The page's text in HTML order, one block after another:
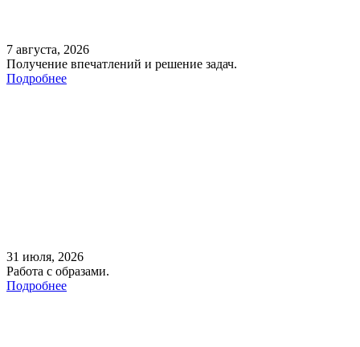
7 августа, 2026
Получение впечатлений и решение задач.
Подробнее
31 июля, 2026
Работа с образами.
Подробнее